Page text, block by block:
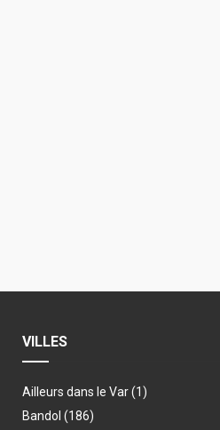
VILLES
Ailleurs dans le Var(1)
Bandol (186)